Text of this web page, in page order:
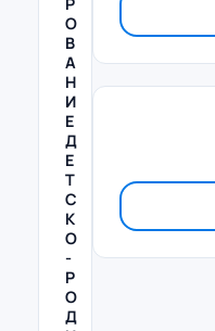
О
В
А
Н
И
Е
Д
Е
Т
С
К
О
-
Р
О
Д